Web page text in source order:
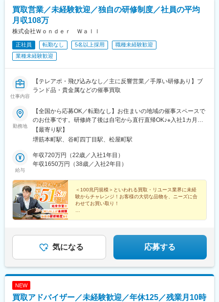
買取営業／未経験歓迎／独自の研修制度／社員の平均
月収108万
株式会社Ｗｏｎｄｅｒ Ｗａｌｌ
正社員 転勤なし 5名以上採用
職種未経験歓迎
業種未経験歓迎
仕事内容
【テレアポ・飛び込みなし／主に反響営業／手厚い研修あり】ブ
ランド品・貴金属などの催事買取
勤務地
【全国から応募OK／転勤なし】お住まいの地域の催事スペースで
のお仕事です。研修終了後は自宅から直行直帰OK♪※入社1カ月目
～最長3カ月目までは大阪本社で研修を受けていただきます。その
間のお住まいなどは会社でご用意しますのでご安心ください（自
筋本町千寿ビル6F＜アクセス＞地下鉄堺筋線「堺筋本町駅」徒歩
5分地下鉄谷町線「谷町四丁目駅」徒歩7分※勤務地の受動喫煙対
【最寄り駅】
堺筋本町駅、谷町四丁目駅、松屋町駅
給与
年収720万円（22歳／入社1年目）
年収1650万円（38歳／入社2年目）
＜100兆円規模＞といわれる買取・リユース業界に未経
験からチャレンジ！お客様の大切な品物を、ニーズに合
わせてお買い取り！
▼気になる内容をチェック▼
気になる 応募する
NEW
買取アドバイザー／未経験歓迎／年休125／残業月10時